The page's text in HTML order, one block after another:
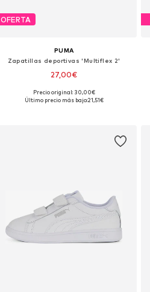
OFERTA
PUMA
Zapatillas deportivas 'Multiflex 2'
27,00€
Disponible en muchas tallas
Precio original: 30,00€
Último precio más bajo:21,51€